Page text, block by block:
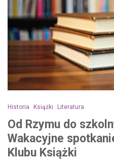
Historia Książki Literatura
Od Rzymu do
Wakacyjne
Klubu Książki